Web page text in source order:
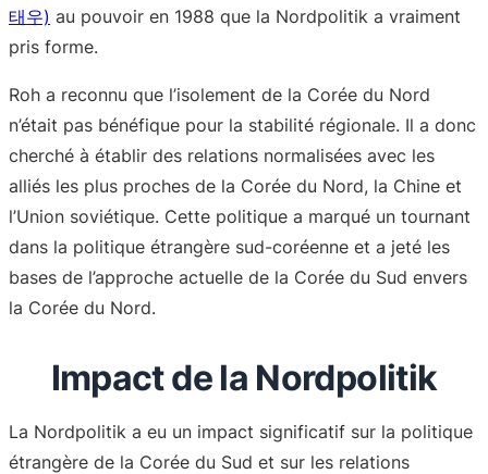
태우) au pouvoir en 1988 que la Nordpolitik a vraiment
pris forme.
Roh a reconnu que l’isolement de la Corée du Nord
n’était pas bénéfique pour la stabilité régionale. Il a donc
cherché à établir des relations normalisées avec les
alliés les plus proches de la Corée du Nord, la Chine et
l’Union soviétique. Cette politique a marqué un tournant
dans la politique étrangère sud-coréenne et a jeté les
bases de l’approche actuelle de la Corée du Sud envers
la Corée du Nord.
Impact de la Nordpolitik
La Nordpolitik a eu un impact significatif sur la politique
étrangère de la Corée du Sud et sur les relations